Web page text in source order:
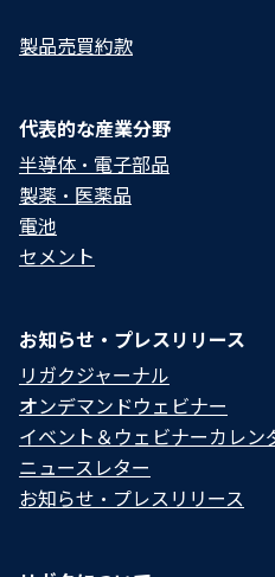
製品売買約款
代表的な産業分野
半導体・電子部品
製薬・医薬品
電池
セメント
お知らせ・プレスリリース
リガクジャーナル
オンデマンドウェビナー
イベント＆ウェビナーカレン
ニュースレター
お知らせ・プレスリリース